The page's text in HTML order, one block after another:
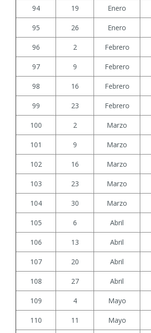
94 19 Enero
95 26 Enero
96 2 Febrero
97 9 Febrero
98 16 Febrero
99 23 Febrero
100 2 Marzo
101 9 Marzo
102 16 Marzo
103 23 Marzo
104 30 Marzo
105 6 Abril
106 13 Abril
107 20 Abril
108 27 Abril
109 4 Mayo
110 11 Mayo